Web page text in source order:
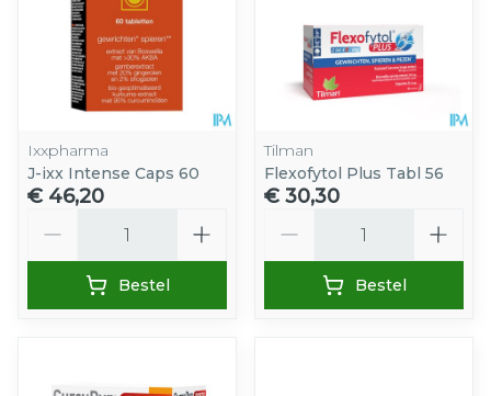
Ixxpharma
J-ixx Intense Caps 60
€ 46,20
Bestel
Tilman
Flexofytol Plus Tabl 56
€ 30,30
Bestel